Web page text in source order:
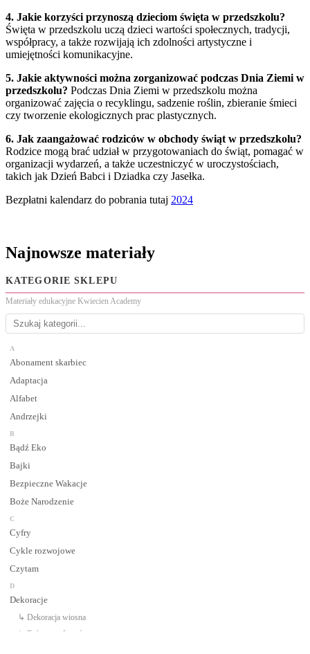
4. Jakie korzyści przynoszą dzieciom święta w przedszkolu?
Święta w przedszkolu uczą dzieci wartości społecznych, tradycji,
współpracy, a także rozwijają ich zdolności artystyczne i
umiejętności komunikacyjne.
5. Jakie aktywności można zorganizować podczas Dnia Ziemi w
przedszkolu? Podczas Dnia Ziemi w przedszkolu można
organizować zajęcia o recyklingu, sadzenie roślin, zbieranie śmieci
czy tworzenie ekologicznych prac plastycznych.
6. Jak zaangażować rodziców w obchody świąt w przedszkolu?
Rodzice mogą brać udział w przygotowaniach do świąt, pomagać w
organizacji wydarzeń, a także uczestniczyć w uroczystościach,
takich jak Dzień Babci i Dziadka czy Jasełka.
Bezpłatni kalendarz do pobrania tutaj 2024
Najnowsze materiały
KATEGORIE SKLEPU
Materiały edukacyjne Kwiecien Academy
A
Abonament skarbiec
Adaptacja
Alfabet
Andrzejki
B
Bądź Eko
Bajki
Bezpieczne Wakacje
Boże Narodzenie
C
Cyfry
Cykle rozwojowe
Czytam
D
Dekoracje
↳ Dekoracja wiosna
↳ Dekoracje Jesień